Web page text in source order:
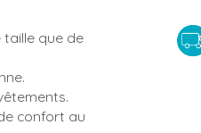
que de
confort au